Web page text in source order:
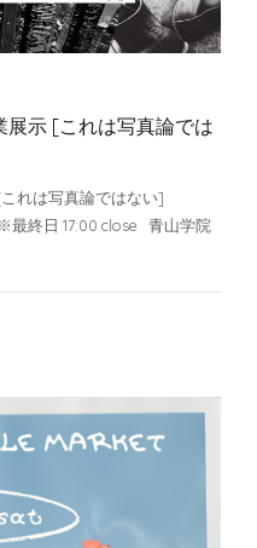
展示 [これは写真論では
れは写真論ではない]
最終日 17:00 close 青山学院